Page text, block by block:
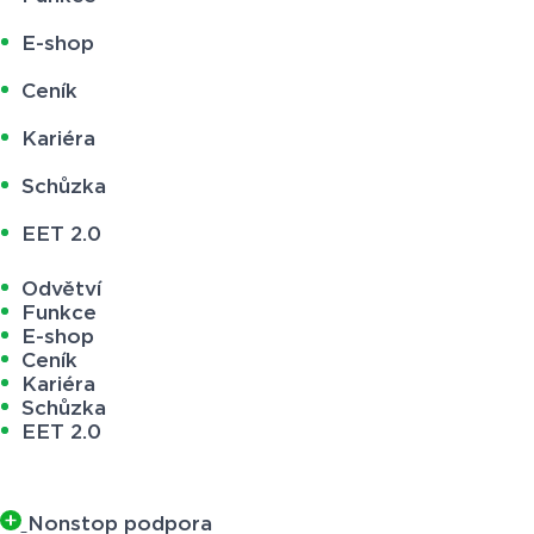
E-shop
Ceník
Kariéra
Schůzka
EET 2.0
Odvětví
Funkce
E-shop
Ceník
Kariéra
Schůzka
EET 2.0
Nonstop podpora